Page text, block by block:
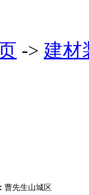
-> 建材
曹先生山城区